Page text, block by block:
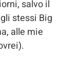
salvo il
stessi Big
alle mie